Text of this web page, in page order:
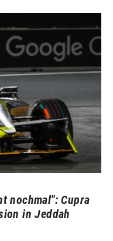
nochmal": Cupra
in Jeddah